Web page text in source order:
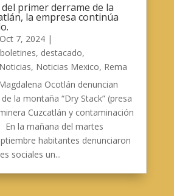
del primer derrame de la
la empresa continúa
Oct 7, 2024|
, destacado,
Noticias, Noticias Mexico, Rema
Ocotlán denuncian
la montaña “Dry Stack” (presa
Cuzcatlán y contaminación
la mañana del martes
habitantes denunciaron
sociales un...